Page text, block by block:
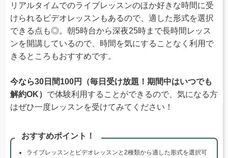
リアルタイムでのライブレッスンのほか好きな時間に受
けられるビデオレッスンもあるので、適した形式を選択
できる点も◎。朝5時台から深夜25時まで長時間レッス
ンを開講しているので、時間を気にすることなく利用で
きるところもおすすめです。
今なら30日間100円（毎日受け放題！期間中はいつでも
解約OK） で体験利用することができるので、気になる方
はぜひ一度レッスンを受けてみてください！
おすすめポイント！
ライブレッスンとビデオレッスンと2種類から適した形式を選択可